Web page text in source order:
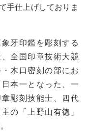
手仕上げしておりま
象牙印鑑を彫刻する
全国印章技術大競
木口密刻の部にお
日本一となった、一
彫刻技能士、四代
の「上野山有徳」